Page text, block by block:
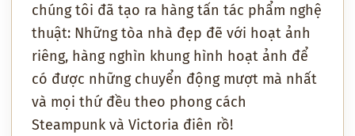
chúng tôi đã tạo ra hàng tấn tác phẩm nghệ
thuật: Những tòa nhà đẹp đẽ với hoạt ảnh
riêng, hàng nghìn khung hình hoạt ảnh để
có được những chuyển động mượt mà nhất
và mọi thứ đều theo phong cách
Steampunk và Victoria điên rồ!